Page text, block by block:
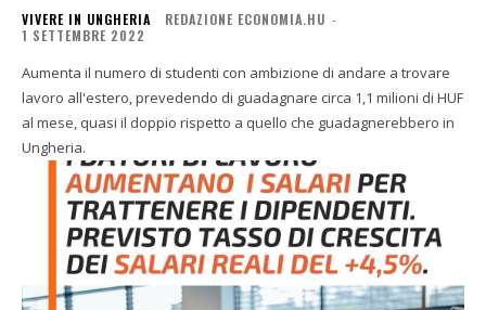
VIVERE IN UNGHERIA REDAZIONE ECONOMIA.HU -
1 SETTEMBRE 2022
Aumenta il numero di studenti con ambizione di andare a trovare
lavoro all'estero, prevedendo di guadagnare circa 1,1 milioni di HUF
al mese, quasi il doppio rispetto a quello che guadagnerebbero in
Ungheria.